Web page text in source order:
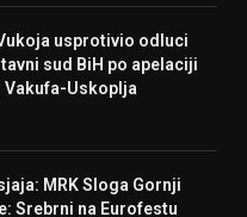
usprotivio odluci
sud BiH po apelaciji
Uskoplja
MRK Sloga Gornji
Srebrni na Eurofestu